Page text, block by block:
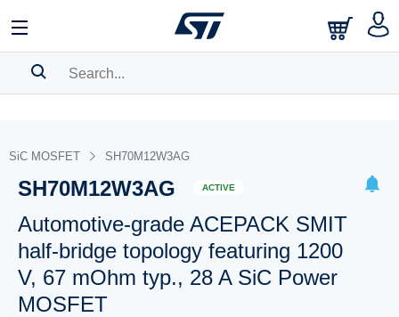
BOOKMARK
Pleaselog into show your saved searches.
SiC MOSFET SH70M12W3AG
SH70M12W3AG ACTIVE
Automotive-grade ACEPACK SMIT
half-bridge topology featuring 1200
V, 67 mOhm typ., 28 A SiC Power
MOSFET